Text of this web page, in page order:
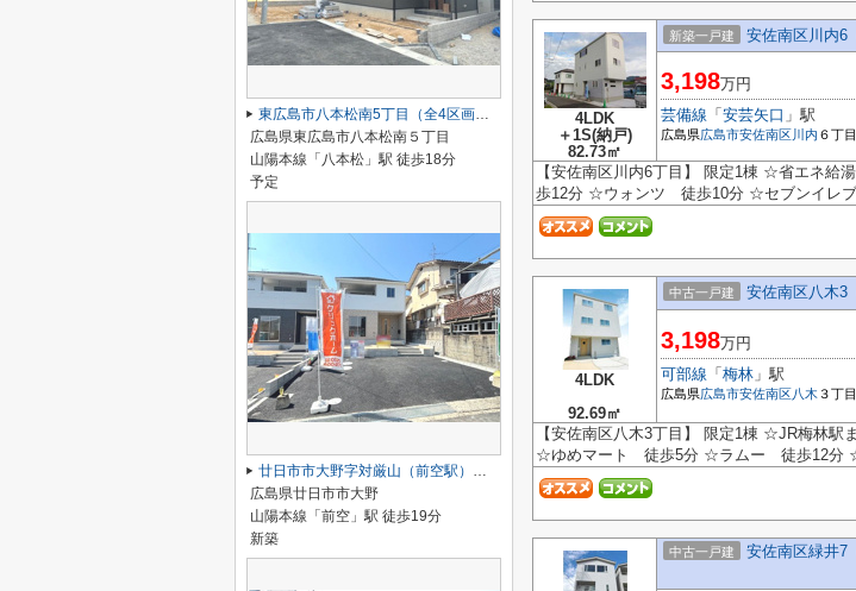
4LDK
＋1S(納戸)
82.73㎡
新築一戸建 安佐南区川内6
3,198万円
芸備線 「 安芸矢口 」駅
広島県広島市安佐南区川内 ６丁目
【安佐南区川内6丁目】 限定1棟 ☆省エネ
歩12分 ☆ウォンツ 徒歩10分 ☆セブンイレ
4LDK
92.69㎡
中古一戸建 安佐南区八木3
3,198万円
可部線 「 梅林 」駅
広島県広島市安佐南区八木 ３丁目
【安佐南区八木3丁目】 限定1棟 ☆JR梅林駅
☆ゆめマート 徒歩5分 ☆ラムー 徒歩12分
中古一戸建 安佐南区緑井
東広島市八本松南5丁目（全4区画）No２
広島県東広島市八本松南５丁目
山陽本線「八本松」駅 徒歩18分
予定
廿日市市大野字対厳山（前空駅）最終1棟
広島県廿日市市大野
山陽本線「前空」駅 徒歩19分
新築